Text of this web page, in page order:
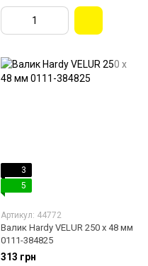
3
5
Артикул: 44772
Валик Hardy VELUR 250 х 48 мм
0111-384825
313 грн